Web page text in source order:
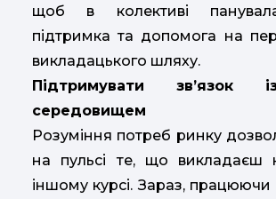
щоб в колективі
підтримка та допомога на
викладацького шляху.
Підтримувати зв’язок
середовищем
Розуміння потреб ринку
на пульсі те, що викладаєш
іншому курсі. Зараз,